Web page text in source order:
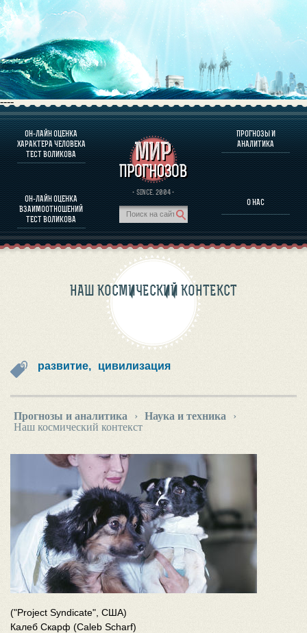
----
ОН-ЛАЙН ОЦЕНКА
ХАРАКТЕРА ЧЕЛОВЕКА
ТЕСТ ВОЛИКОВА
ОН-ЛАЙН ОЦЕНКА
ВЗАИМООТНОШЕНИЙ
ТЕСТ ВОЛИКОВА
· SINCE. 2004 ·
ПРОГНОЗЫ И
АНАЛИТИКА
О НАС
О ПРОГРАММЕ
ОЦЕНКА ХАРАКТЕРA ЧЕЛОВЕКА
ОЦЕНКА ХАРАКТЕРА ВЫДАЮЩИХСЯ ЛИЧНОСТЕЙ
О ПРОГРАММЕ
ПРОГНОЗЫ И АНАЛИТИКА
НАШ КОСМИЧЕСКИЙ КОНТЕКСТ
развитие, цивилизация
Прогнозы и аналитика › Наука и техника
›
Наш космический контекст
("Project Syndicate", США)
Калеб Скарф (Caleb Scharf)